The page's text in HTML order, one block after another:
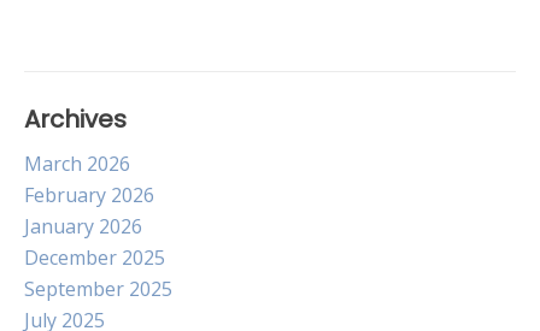
Archives
March 2026
February 2026
January 2026
December 2025
September 2025
July 2025